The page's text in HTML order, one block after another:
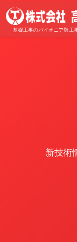
基礎工事のパイオニア難工
新技術